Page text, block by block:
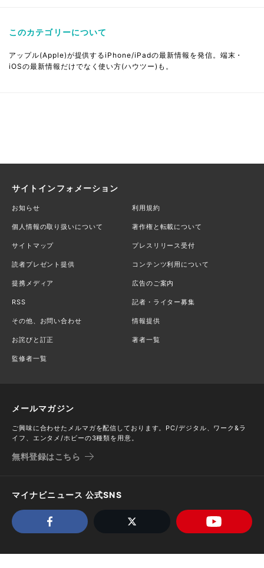
このカテゴリーについて
アップル(Apple)が提供するiPhone/iPadの最新情報を発信。端末・
iOSの最新情報だけでなく使い方(ハウツー)も。
サイトインフォメーション
お知らせ 利用規約
個人情報の取り扱いについて 著作権と転載について
サイトマップ プレスリリース受付
読者プレゼント提供 コンテンツ利用について
提携メディア 広告のご案内
RSS 記者・ライター募集
その他、お問い合わせ 情報提供
お詫びと訂正 著者一覧
監修者一覧
メールマガジン
ご興味に合わせたメルマガを配信しております。PC/デジタル、ワーク&ラ
イフ、エンタメ/ホビーの3種類を用意。
無料登録はこちら
マイナビニュース 公式SNS